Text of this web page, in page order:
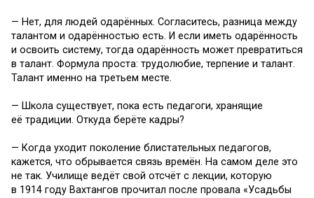
— Нет, для людей одарённых. Согласитесь, разница между
талантом и одарённостью есть. И если иметь одарённость
и освоить систему, тогда одарённость может превратиться
в талант. Формула проста: трудолюбие, терпение и талант.
Талант именно на третьем месте.
— Школа существует, пока есть педагоги, хранящие
её традиции. Откуда берёте кадры?
— Когда уходит поколение блистательных педагогов,
кажется, что обрывается связь времён. На самом деле это
не так. Училище ведёт свой отсчёт с лекции, которую
в 1914 году Вахтангов прочитал после провала «Усадьбы